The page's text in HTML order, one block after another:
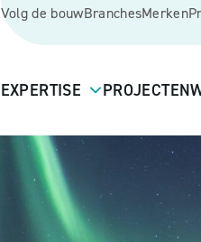
Volg de bouwBranchesMerken
EXPERTISE PROJECTEN